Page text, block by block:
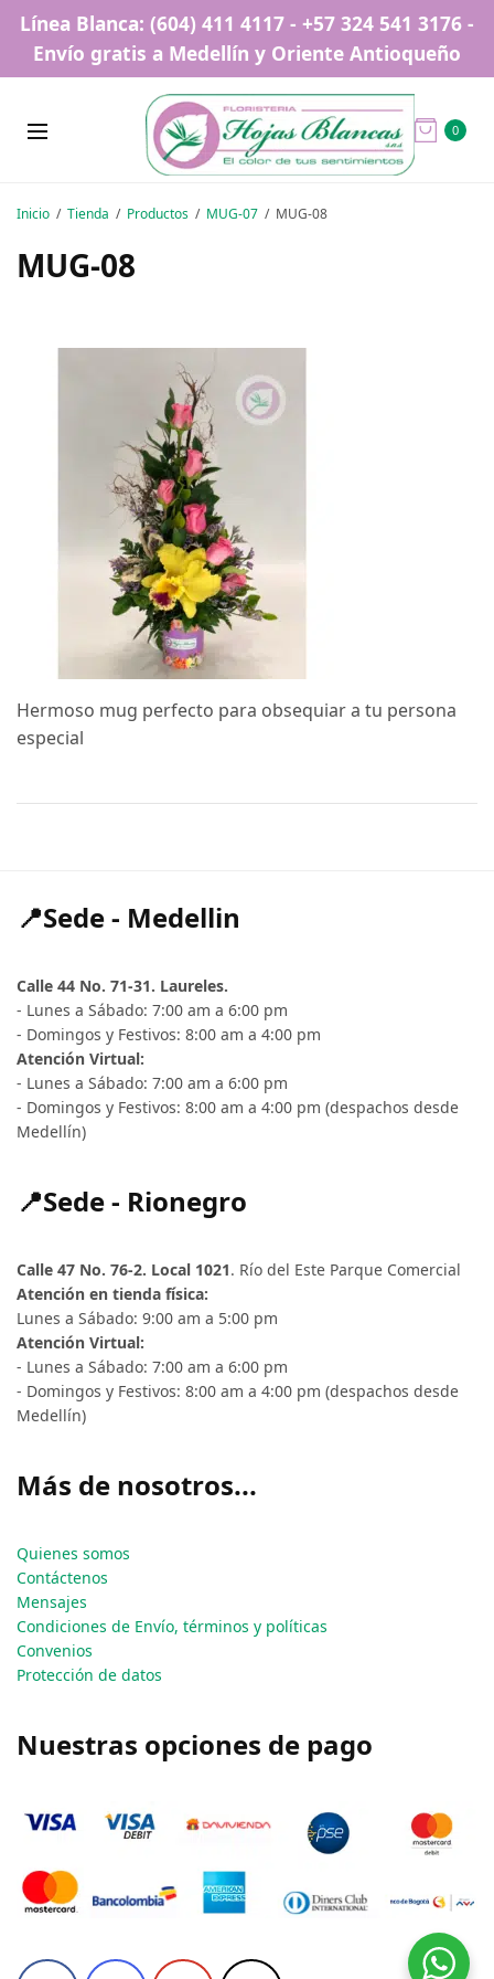
Línea Blanca: (604) 411 4117 - +57 324 541 3176 -
Envío gratis a Medellín y Oriente Antioqueño
0
Inicio Tienda Productos MUG-07 MUG-08
MUG-08
Hermoso mug perfecto para obsequiar a tu persona
especial
📍Sede - Medellin
Calle 44 No. 71-31. Laureles.
- Lunes a Sábado: 7:00 am a 6:00 pm
- Domingos y Festivos: 8:00 am a 4:00 pm
Atención Virtual:
- Lunes a Sábado: 7:00 am a 6:00 pm
- Domingos y Festivos: 8:00 am a 4:00 pm (despachos desde
Medellín)
📍Sede - Rionegro
Calle 47 No. 76-2. Local 1021. Río del Este Parque Comercial
Atención en tienda física:
Lunes a Sábado: 9:00 am a 5:00 pm
Atención Virtual:
- Lunes a Sábado: 7:00 am a 6:00 pm
- Domingos y Festivos: 8:00 am a 4:00 pm (despachos desde
Medellín)
Más de nosotros...
Quienes somos
Contáctenos
Mensajes
Condiciones de Envío, términos y políticas
Convenios
Protección de datos
Nuestras opciones de pago